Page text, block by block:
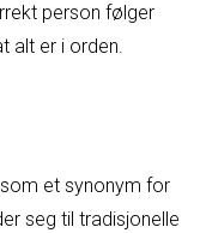
person følger
alt er i orden.
et synonym for
seg til tradisjonelle